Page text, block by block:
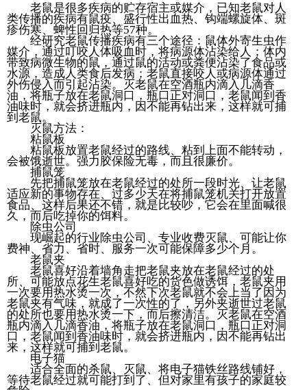
老鼠是很多疾病的贮存宿主或媒介，已知老鼠对人
类传播的疾病有鼠疫、盛行性出血热、钩端螺旋体、斑
疹伤寒、蜱性回归热等57种。
经研究老鼠传播疾病有三个途径：鼠体外寄生虫作
媒介，通过叮咬人体吸血时，将病源体沾染给人；体内
带致病微生物的鼠，通过鼠的活动或粪便沾染了食品或
水源，造成人类食后发病；老鼠直接咬人或病源体通过
外伤侵入而引起沾染。灭老鼠在空酒瓶内滴入几滴香
油，将瓶子放在老鼠洞口，瓶口正对洞口，老鼠闻到香
油味时，就会挤进瓶内，因不能再钻出来，这样就可捕
到老鼠。
灭鼠方法：
粘鼠板
粘鼠板放置老鼠经过的路线、粘到上面不能转动，
会被饿逝世。强力胶保险无毒，而且很廉价。
捕鼠笼
先把捕鼠笼放在老鼠经过的处所一段时光、让老鼠
适应新的事物存在、过多少天在将捕鼠笼机关打开放置
食品、这样后果还不错，就是比较吵，它会在里面喊很
久，而后吃掉你的饵料。
除虫公司
现崛起的行业除虫公司、专业收费灭鼠、可能让你
费神、省力、省时、服务一次可能保障多少个月。
老鼠夹
老鼠喜好沿着墙角走把老鼠夹放在老鼠经过的处
所、可能放点花生老鼠喜好吃的货色做诱饵，老鼠夹用
一次要用热水烫一次，不然下次老鼠就不会上当了因为
老鼠夹有气味，就成了一次性的了，另外夹逝世过老鼠
的处所也要用热水烫一下，而后擦清洁。灭老鼠在空酒
瓶内滴入几滴香油，将瓶子放在老鼠洞口，瓶口正对洞
口，老鼠闻到香油味时，就会挤进瓶内，因不能再钻出
来，这样就可捕到老鼠。
电子猫
适合全面的杀鼠、灭鼠、将电子猫铁丝路线铺好，
等待老鼠经过就可能打到了、但对家里有孩子的家庭较